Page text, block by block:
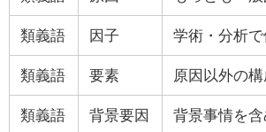
類義語 因子 学術・分析
類義語 要素 原因以外の
類義語 背景要因 背景事情を